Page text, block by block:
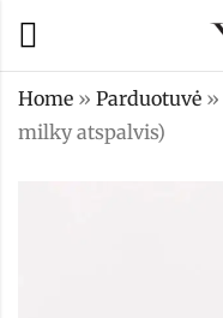
Home » Parduotuvė »
milky atspalvis)